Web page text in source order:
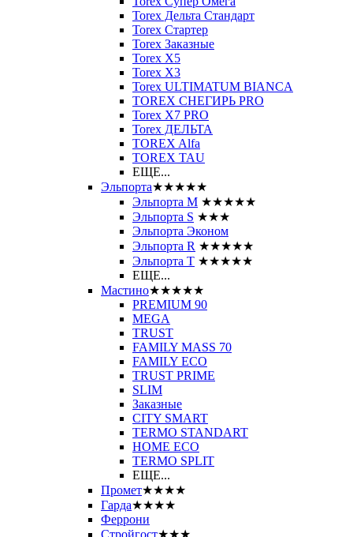
Torex Дельта Стандарт
Torex Стартер
Torex Заказные
Torex Х5
Torex Х3
Torex ULTIMATUM BIANCA
TOREX СНЕГИРЬ PRO
Torex X7 PRO
Torex ДЕЛЬТА
TOREX Alfa
TOREX TAU
ЕЩЕ...
Эльпорта★★★★★
Эльпорта M ★★★★★
Эльпорта S ★★★
Эльпорта Эконом
Эльпорта R ★★★★★
Эльпорта Т ★★★★★
ЕЩЕ...
Мастино★★★★★
PREMIUM 90
MEGA
TRUST
FAMILY MASS 70
FAMILY ECO
TRUST PRIME
SLIM
Заказные
CITY SMART
TERMO STANDART
HOME ECO
ТЕRМО SPLIT
ЕЩЕ...
Промет★★★★
Гарда★★★★
Феррони
Стройгост★★★